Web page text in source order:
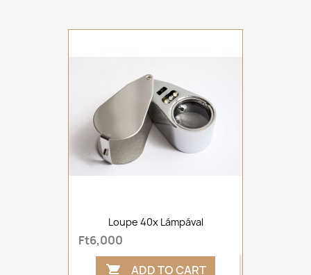
Loupe 40x Lámpával
Ft6,000
 ADD TO CART